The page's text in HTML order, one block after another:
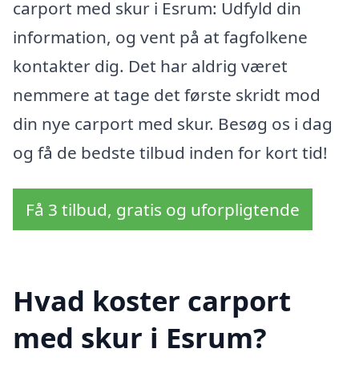
carport med skur i Esrum: Udfyld din
information, og vent på at fagfolkene
kontakter dig. Det har aldrig været
nemmere at tage det første skridt mod
din nye carport med skur. Besøg os i dag
og få de bedste tilbud inden for kort tid!
Få 3 tilbud, gratis og uforpligtende
Hvad koster carport
med skur i Esrum?